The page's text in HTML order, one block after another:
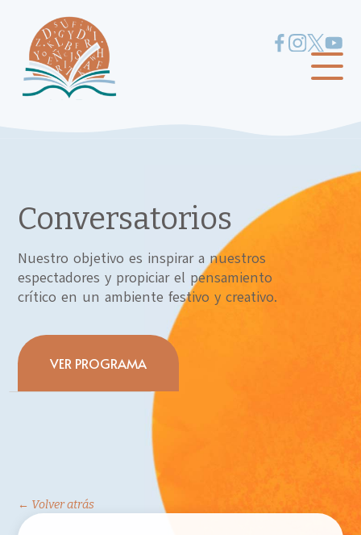
Conversatorios
Nuestro objetivo es inspirar a nuestros
espectadores y propiciar el pensamiento
crítico en un ambiente festivo y creativo.
VER PROGRAMA
← Volver atrás